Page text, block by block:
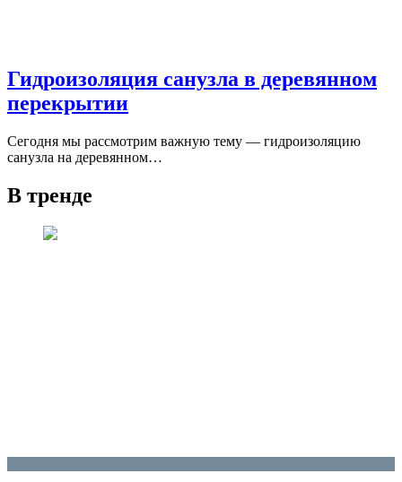
Гидроизоляция санузла в деревянном
перекрытии
Сегодня мы рассмотрим важную тему — гидроизоляцию
санузла на деревянном…
В тренде